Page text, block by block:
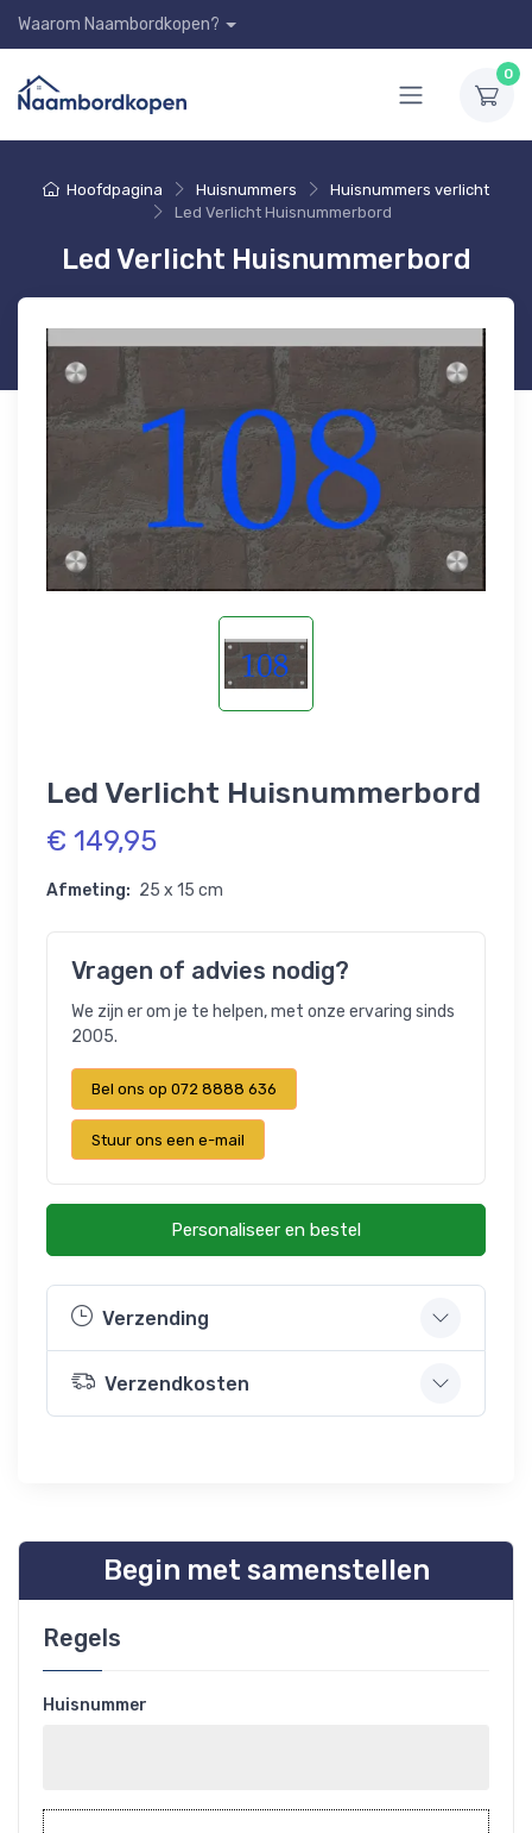
Waarom Naambordkopen?
0
Hoofdpagina Huisnummers
Huisnummers verlicht
Led Verlicht Huisnummerbord
Led Verlicht Huisnummerbord
Led Verlicht Huisnummerbord
€ 149,95
Afmeting: 25 x 15 cm
Vragen of advies nodig?
We zijn er om je te helpen, met onze ervaring sinds
2005.
Bel ons op 072 8888 636
Stuur ons een e-mail
Personaliseer en bestel
Verzending
Verzendkosten
Begin met samenstellen
Regels
Huisnummer